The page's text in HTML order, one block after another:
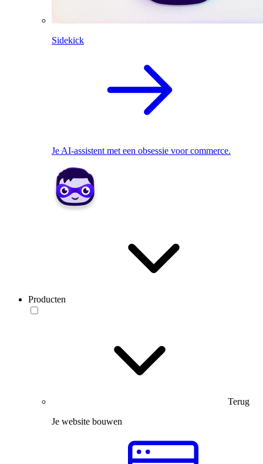
Sidekick
Je AI-assistent met een obsessie voor commerce.
Producten
Terug
Je website bouwen